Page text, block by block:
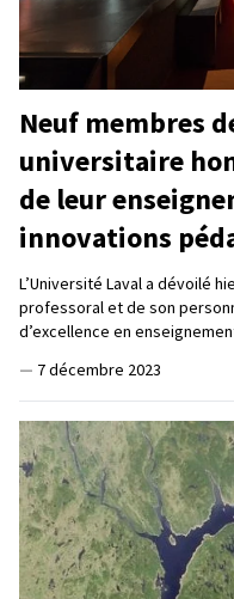
Neuf membres
universitaire
de leur
innovations
L’Université Laval a dévoilé
professoral et de son
d’excellence en
— 7 décembre 2023